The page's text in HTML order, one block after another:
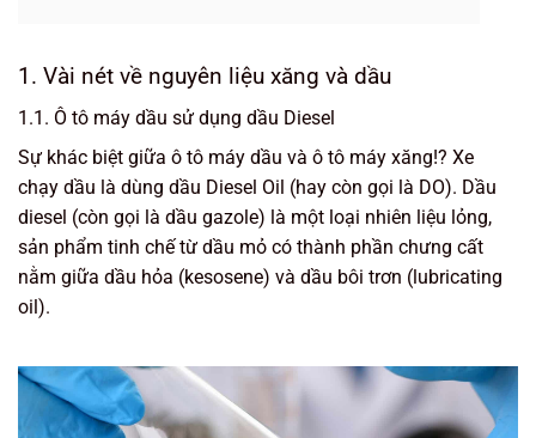
1. Vài nét về nguyên liệu xăng và dầu
1.1. Ô tô máy dầu sử dụng dầu Diesel
Sự khác biệt giữa ô tô máy dầu và ô tô máy xăng!? Xe
chạy dầu là dùng dầu Diesel Oil (hay còn gọi là DO). Dầu
diesel (còn gọi là dầu gazole) là một loại nhiên liệu lỏng,
sản phẩm tinh chế từ dầu mỏ có thành phần chưng cất
nằm giữa dầu hỏa (kesosene) và dầu bôi trơn (lubricating
oil).